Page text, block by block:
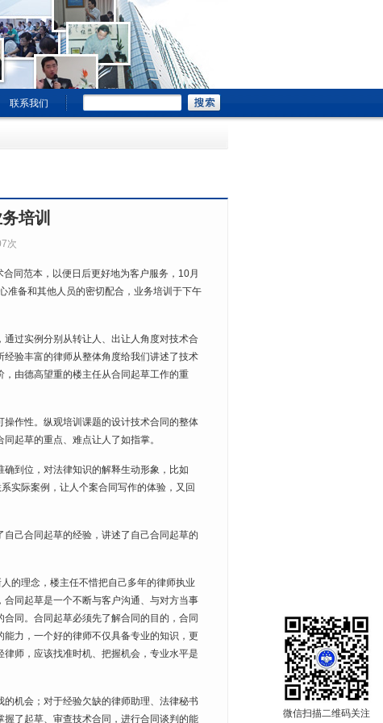
联系我们
培训
次
同范本，以便日后更好地为客户服务，10月
准备和其他人员的密切配合，业务培训于下午
过实例分别从转让人、出让人角度对技术合
验丰富的律师从整体角度给我们讲述了技术
由德高望重的楼主任从合同起草工作的重
作性。纵观培训课题的设计技术合同的整体
起草的重点、难点让人了如指掌。
到位，对法律知识的解释生动形象，比如
实际案例，让人个案合同写作的体验，又回
己合同起草的经验，讲述了自己合同起草的
的理念，楼主任不惜把自己多年的律师执业
同起草是一个不断与客户沟通、与对方当事
同。合同起草必须先了解合同的目的，合同
力，一个好的律师不仅具备专业的知识，更
师，应该找准时机、把握机会，专业水平是
机会；对于经验欠缺的律师助理、法律秘书
了起草、审查技术合同，进行合同谈判的能
微信扫描二维码关注